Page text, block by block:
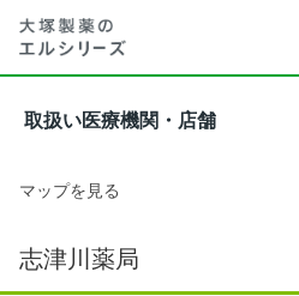
取扱い医療機関・店舗
マップを見る
志津川薬局